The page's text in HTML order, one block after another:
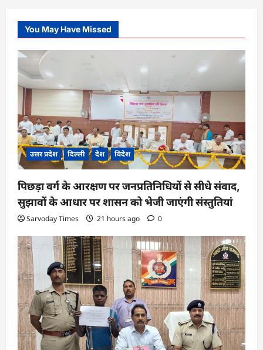
You May Have Missed
उत्तर प्रदेश दिल्ली देश विदेश
पिछड़ा वर्ग के आरक्षण पर जनप्रतिनिधियों से सीधे संवाद,
सुझावों के आधार पर शासन को भेजी जाएंगी संस्तुतियां
Sarvoday Times 21 hours ago 0